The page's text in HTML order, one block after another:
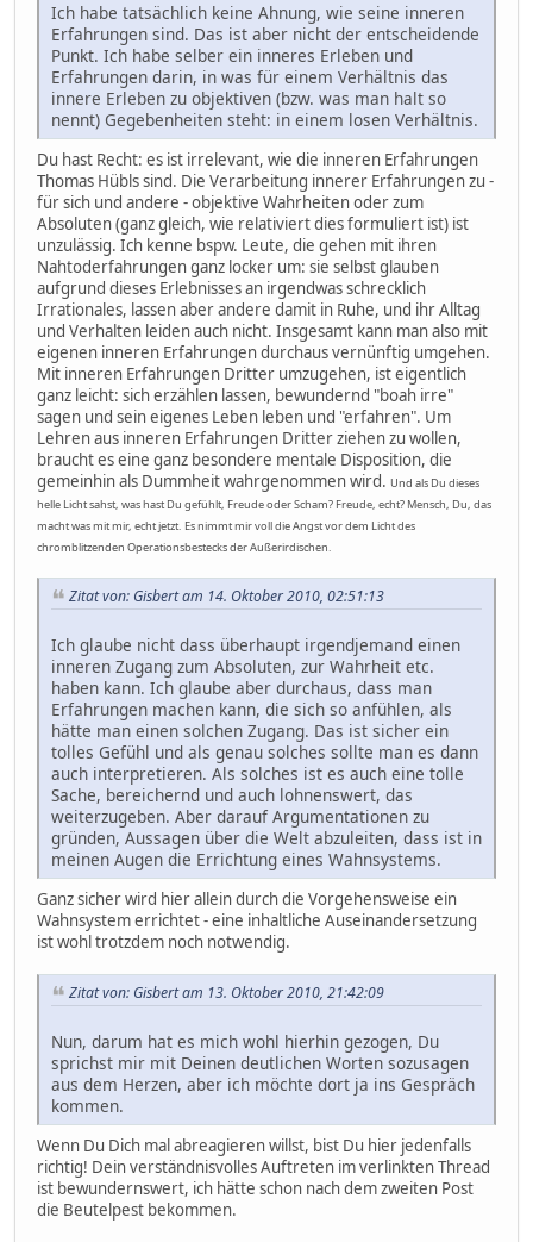
Ich habe tatsächlich keine Ahnung, wie seine inneren
Erfahrungen sind. Das ist aber nicht der entscheidende
Punkt. Ich habe selber ein inneres Erleben und
Erfahrungen darin, in was für einem Verhältnis das
innere Erleben zu objektiven (bzw. was man halt so
nennt) Gegebenheiten steht: in einem losen Verhältnis.
Du hast Recht: es ist irrelevant, wie die inneren Erfahrungen
Thomas Hübls sind. Die Verarbeitung innerer Erfahrungen zu -
für sich und andere - objektive Wahrheiten oder zum
Absoluten (ganz gleich, wie relativiert dies formuliert ist) ist
unzulässig. Ich kenne bspw. Leute, die gehen mit ihren
Nahtoderfahrungen ganz locker um: sie selbst glauben
aufgrund dieses Erlebnisses an irgendwas schrecklich
Irrationales, lassen aber andere damit in Ruhe, und ihr Alltag
und Verhalten leiden auch nicht. Insgesamt kann man also mit
eigenen inneren Erfahrungen durchaus vernünftig umgehen.
Mit inneren Erfahrungen Dritter umzugehen, ist eigentlich
ganz leicht: sich erzählen lassen, bewundernd "boah irre"
sagen und sein eigenes Leben leben und "erfahren". Um
Lehren aus inneren Erfahrungen Dritter ziehen zu wollen,
braucht es eine ganz besondere mentale Disposition, die
gemeinhin als Dummheit wahrgenommen wird. Und als Du dieses
helle Licht sahst, was hast Du gefühlt, Freude oder Scham? Freude, echt? Mensch, Du, das
macht was mit mir, echt jetzt. Es nimmt mir voll die Angst vor dem Licht des
chromblitzenden Operationsbestecks der Außerirdischen.
Zitat von: Gisbert am 14. Oktober 2010, 02:51:13
Ich glaube nicht dass überhaupt irgendjemand einen
inneren Zugang zum Absoluten, zur Wahrheit etc.
haben kann. Ich glaube aber durchaus, dass man
Erfahrungen machen kann, die sich so anfühlen, als
hätte man einen solchen Zugang. Das ist sicher ein
tolles Gefühl und als genau solches sollte man es dann
auch interpretieren. Als solches ist es auch eine tolle
Sache, bereichernd und auch lohnenswert, das
weiterzugeben. Aber darauf Argumentationen zu
gründen, Aussagen über die Welt abzuleiten, dass ist in
meinen Augen die Errichtung eines Wahnsystems.
Ganz sicher wird hier allein durch die Vorgehensweise ein
Wahnsystem errichtet - eine inhaltliche Auseinandersetzung
ist wohl trotzdem noch notwendig.
Zitat von: Gisbert am 13. Oktober 2010, 21:42:09
Nun, darum hat es mich wohl hierhin gezogen, Du
sprichst mir mit Deinen deutlichen Worten sozusagen
aus dem Herzen, aber ich möchte dort ja ins Gespräch
kommen.
Wenn Du Dich mal abreagieren willst, bist Du hier jedenfalls
richtig! Dein verständnisvolles Auftreten im verlinkten Thread
ist bewundernswert, ich hätte schon nach dem zweiten Post
die Beutelpest bekommen.